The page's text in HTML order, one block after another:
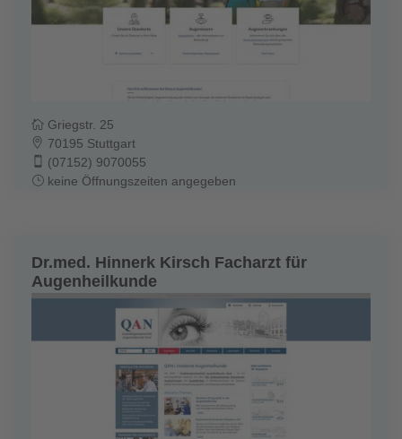
Griegstr. 25
70195 Stuttgart
(07152) 9070055
keine Öffnungszeiten angegeben
Dr.med. Hinnerk Kirsch Facharzt für
Augenheilkunde